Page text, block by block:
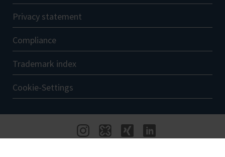
Privacy statement
Compliance
Trademark index
Cookie-Settings